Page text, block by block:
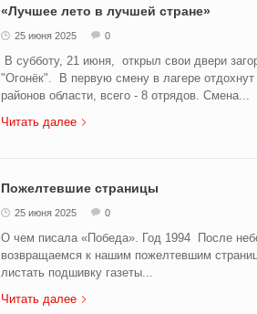
«Лучшее лето в лучшей стране»
25 июня 2025 0
В субботу, 21 июня, открыл свои двери
"Огонёк". В первую смену в лагере отдохнут
районов области, всего - 8 отрядов. Смена...
Читать далее
Пожелтевшие страницы
25 июня 2025 0
О чем писала «Победа». Год 1994 После
возвращаемся к нашим пожелтевшим
листать подшивку газеты...
Читать далее